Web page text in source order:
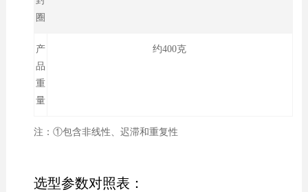
圈
产
品
重
量
约400克
注：①包含非线性、迟滞和重复性
选型参数对照表：